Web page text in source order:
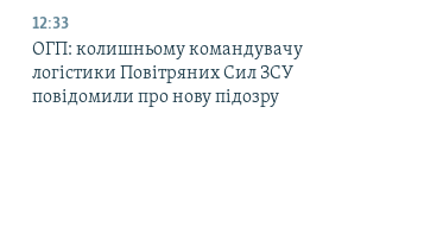
12:33
ОГП: колишньому командувачу
логістики Повітряних Сил ЗСУ
повідомили про нову підозру